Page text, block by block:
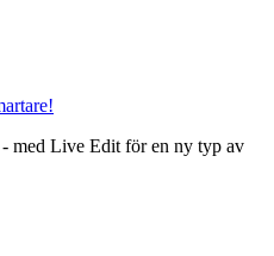
med Live Edit för en ny typ av